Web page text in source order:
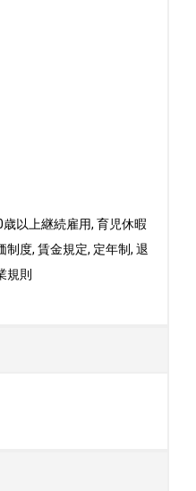
以上継続雇用, 育児休暇
制度, 賃金規定, 定年制, 退
規則